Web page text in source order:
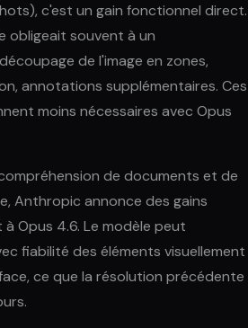
c'est un gain fonctionnel direct.
obligeait souvent à un
de l'image en zones,
annotations supplémentaires. Ces
moins nécessaires avec Opus
de documents et de
Anthropic annonce des gains
Opus 4.6. Le modèle peut
fiabilité des éléments visuellement
ce que la résolution précédente